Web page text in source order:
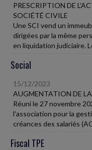
PRESCRIPTION DE
SOCIÉTÉ CIVILE
Une SCI vend un
dirigées par la même
en liquidation judiciaire.
Social
15/12/2023
AUGMENTATION DE
Réuni le 27 novembre
l'association pour la
créances des salariés
Fiscal TPE